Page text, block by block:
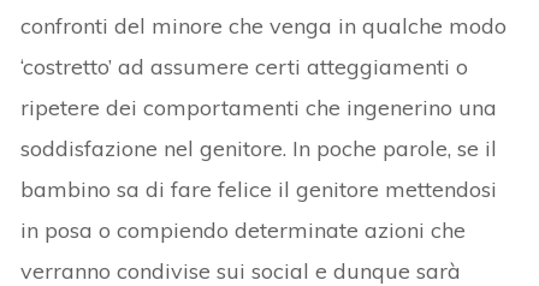
confronti del minore che venga in qualche modo
‘costretto’ ad assumere certi atteggiamenti o
ripetere dei comportamenti che ingenerino una
soddisfazione nel genitore. In poche parole, se il
bambino sa di fare felice il genitore mettendosi
in posa o compiendo determinate azioni che
verranno condivise sui social e dunque sarà